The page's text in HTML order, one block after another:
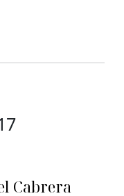
Cabrera